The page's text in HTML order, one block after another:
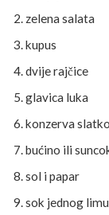
zelena salata
kupus
dvije rajčice
glavica luka
konzerva
bućino ili
sol i papar
sok jednog